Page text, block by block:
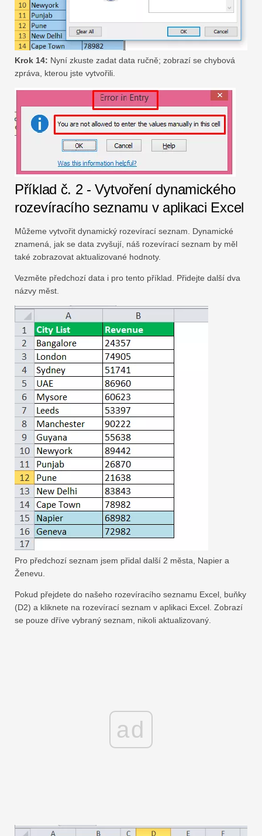
Krok 14: Nyní zkuste zadat data ručně; zobrazí se chybová
zpráva, kterou jste vytvořili.
Příklad č. 2 - Vytvoření dynamického
rozevíracího seznamu v aplikaci Excel
Můžeme vytvořit dynamický rozevírací seznam. Dynamické
znamená, jak se data zvyšují, náš rozevírací seznam by měl
také zobrazovat aktualizované hodnoty.
Vezměte předchozí data i pro tento příklad. Přidejte další dva
názvy měst.
Pro předchozí seznam jsem přidal další 2 města, Napier a
Ženevu.
Pokud přejdete do našeho rozevíracího seznamu Excel, buňky
(D2) a kliknete na rozevírací seznam v aplikaci Excel. Zobrazí
se pouze dříve vybraný seznam, nikoli aktualizovaný.
ad